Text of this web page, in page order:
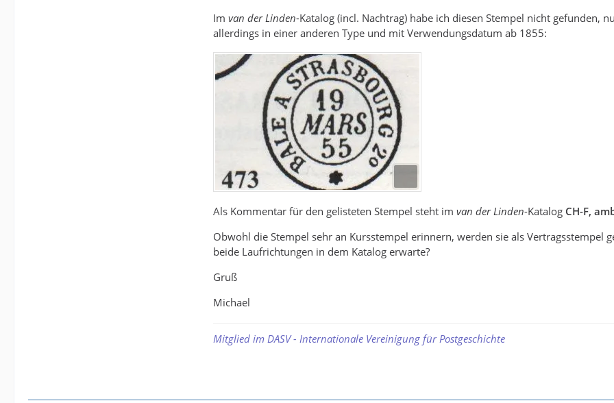
Im van der Linden-Katalog (incl. Nachtrag) habe ich diesen Stempel nicht gefunden,
allerdings in einer anderen Type und mit Verwendungsdatum ab 1855:
Als Kommentar für den gelisteten Stempel steht im van der Linden-Katalog CH-F,
Obwohl die Stempel sehr an Kursstempel erinnern, werden sie als
beide Laufrichtungen in dem Katalog erwarte?
Gruß
Michael
Mitglied im DASV - Internationale Vereinigung für Postgeschichte